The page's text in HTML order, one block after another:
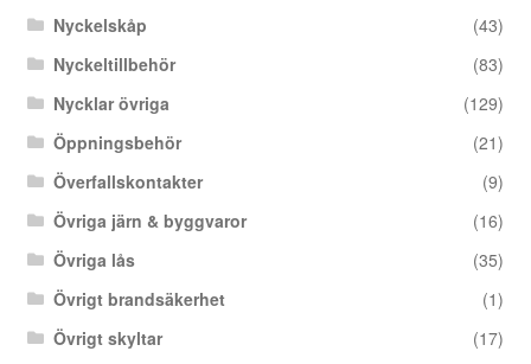
Nyckelskåp
(43)
Nyckeltillbehör
(83)
Nycklar övriga
(129)
Öppningsbehör
(21)
Överfallskontakter
(9)
Övriga järn & byggvaror
(16)
Övriga lås
(35)
Övrigt brandsäkerhet
(1)
Övrigt skyltar
(17)